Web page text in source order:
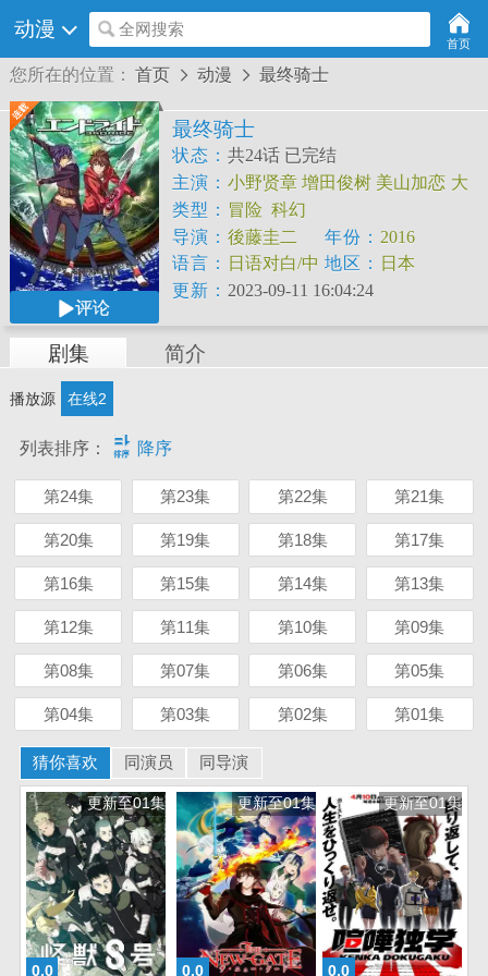
动漫 全网搜索
首页
您所在的位置： 首页  动漫  最终骑士
评论
最终骑士
状态： 共24话 已完结
主演： 小野贤章 增田俊树 美山加恋 大
桥彩香 高桥广树 鸟海浩辅
类型： 冒险 科幻
导演： 後藤圭二 年份： 2016
语言：
日语对白/中
文字幕
地区：
日本
更新： 2023-09-11 16:04:24
剧集 简介
播放源 在线2
列表排序：  降序
第24集 第23集 第22集 第21集
第20集 第19集 第18集 第17集
第16集 第15集 第14集 第13集
第12集 第11集 第10集 第09集
第08集 第07集 第06集 第05集
第04集 第03集 第02集 第01集
猜你喜欢 同演员 同导演
0.0
更新至01集
0.0
更新至01集
0.0
更新至01集